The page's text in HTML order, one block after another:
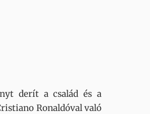
derít a család és a
Ronaldóval való